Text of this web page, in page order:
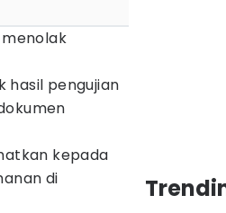
hasil pengujian
kepada
di